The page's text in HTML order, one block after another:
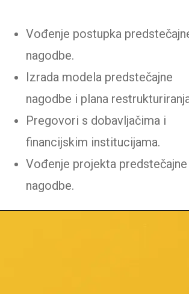
Vođenje postupka
nagodbe.
Izrada modela predstečajne
nagodbe i plana
Pregovori s dobavljačima i
financijskim institucijama.
Vođenje projekta predstečajne
nagodbe.